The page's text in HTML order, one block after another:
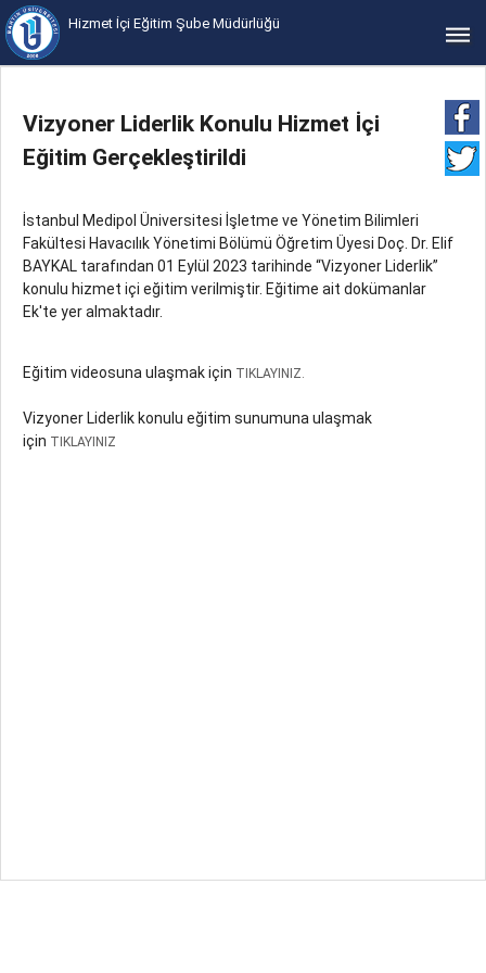
bars
Hizmet İçi Eğitim Şube Müdürlüğü
Vizyoner Liderlik Konulu Hizmet İçi
Eğitim Gerçekleştirildi
İstanbul Medipol Üniversitesi İşletme ve Yönetim Bilimleri
Fakültesi Havacılık Yönetimi Bölümü Öğretim Üyesi Doç. Dr. Elif
BAYKAL tarafından 01 Eylül 2023 tarihinde “Vizyoner Liderlik”
konulu hizmet içi eğitim verilmiştir. Eğitime ait dokümanlar
Ek'te yer almaktadır.
Eğitim videosuna ulaşmak için TIKLAYINIZ.
Vizyoner Liderlik konulu eğitim sunumuna ulaşmak
için TIKLAYINIZ